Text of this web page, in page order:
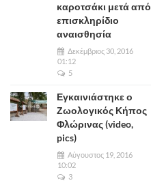
καροτσάκι μετά από
επισκληρίδιο
αναισθησία
Δεκέμβριος 30, 2016
01:12
5
Εγκαινιάστηκε ο
Ζωολογικός Κήπος
Φλώρινας (video,
pics)
Αύγουστος 19, 2016
10:02
3